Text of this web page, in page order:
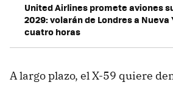
United Airlines promete aviones
2029: volarán de Londres a Nueva
cuatro horas
A largo plazo, el X-59 quiere